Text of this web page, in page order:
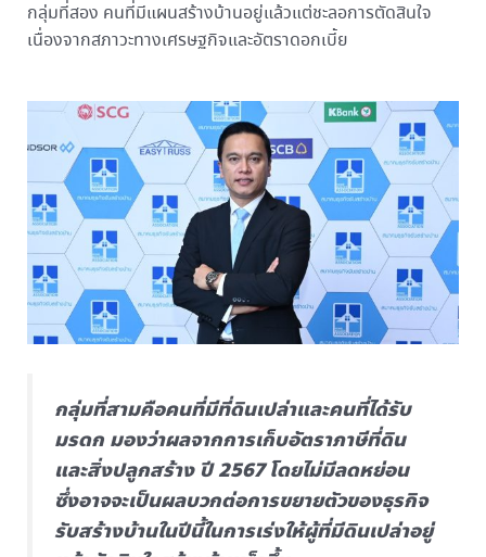
กลุ่มที่สอง คนที่มีแผนสร้างบ้านอยู่แล้วแต่ชะลอการตัดสินใจ
เนื่องจากสภาวะทางเศรษฐกิจและอัตราดอกเบี้ย
กลุ่มที่สามคือคนที่มีที่ดินเปล่าและคนที่ได้รับ
มรดก มองว่าผลจากการเก็บอัตราภาษีที่ดิน
และสิ่งปลูกสร้าง ปี 2567 โดยไม่มีลดหย่อน
ซึ่งอาจจะเป็นผลบวกต่อการขยายตัวของธุรกิจ
รับสร้างบ้านในปีนี้ในการเร่งให้ผู้ที่มีดินเปล่าอยู่